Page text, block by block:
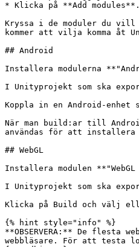
* Klicka på **Add modules**.
Kryssa i de moduler du vill
kommer att vilja komma åt
## Android
Installera modulerna
I Unityprojekt som ska
Koppla in en Android-
När man build:ar till
användas för att
## WebGL
Installera modulen
I Unityprojekt som ska
Klicka på Build och välj
{% hint style="info" %}
**OBSERVERA:** De
webbläsare. För att testa